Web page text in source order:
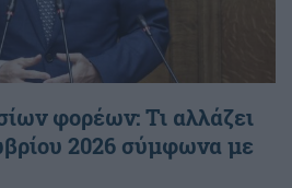
φορέων: Τι αλλάζει
2026 σύμφωνα με